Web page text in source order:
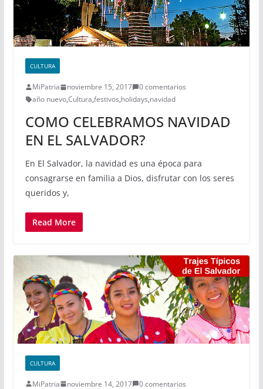
CULTURA
MiPatria noviembre 15, 2017
0 comentarios
año nuevo,Cultura,festivos,holidays,navidad
COMO CELEBRAMOS NAVIDAD
EN EL SALVADOR?
En El Salvador, la navidad es una época para
consagrarse en familia a Dios, disfrutar con los seres
queridos y,
Read More
CULTURA
MiPatria noviembre 14, 2017
0 comentarios